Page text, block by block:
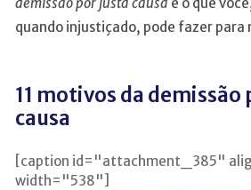
quando injustiçado, pode fazer para
11 motivos da demissão
causa
[caption id="attachment_385"
width="538"]